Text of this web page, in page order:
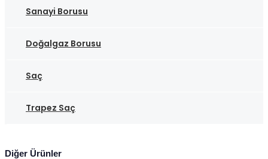
Sanayi Borusu
Doğalgaz Borusu
Saç
Trapez Saç
Diğer Ürünler